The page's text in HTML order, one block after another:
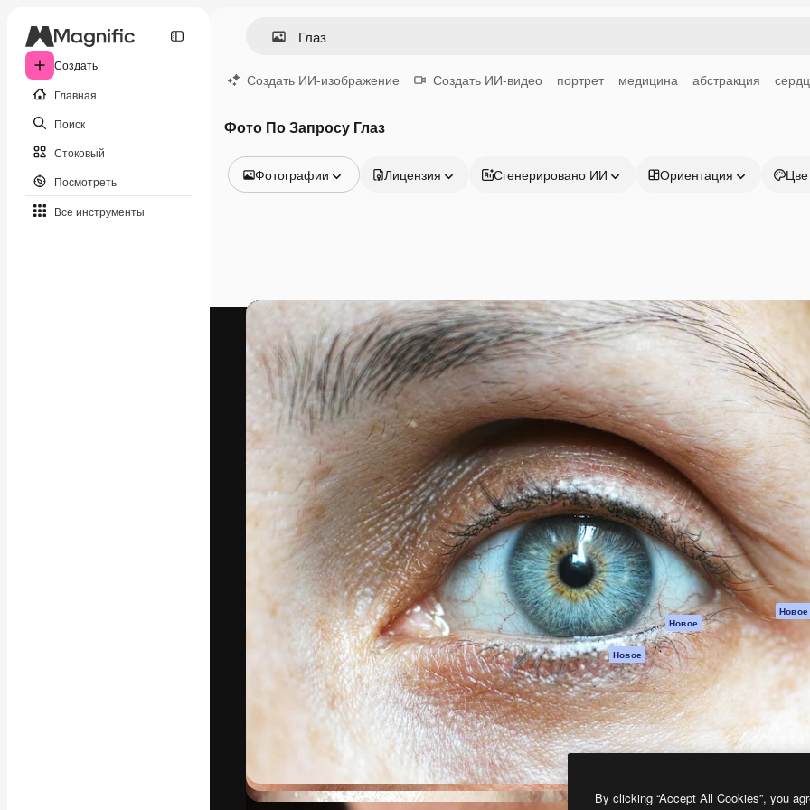
Создать
Главная
Поиск
Стоковый
Посмотреть
Все инструменты
Создать ИИ-изображение Создать ИИ-видео портрет медицина абстракция
Фото По Запросу Глаз
Фотографии
Видео
Видеоролик
Моушн-дизайн
Видеошаблоны
Иконки
3D-модели
Шрифты
Лицензия Сгенерировано ИИ Ориентация
Креативная платформа для создания
ваших лучших работ. Более 1 миллиона
подписчиков среди креаторов,
предприятий, агентств и студий.
Pусский
Продукция
Spaces
ИИ-помощник
Генератор
изображений ИИ
Генератор видео
ИИ
Генератор голоса
на основе ИИ
Стоковый контент
MCP для
Claude/ChatGPT
Новое
Агенты Новое
API
Мобильное
приложение
Все инструменты
Magnific
Начать
Academy
Документация
Пакету ИИ
Служба
поддержки
Условия и
положения
Политика
Оригиналы Новое
Политика файлов
cookie
Центр доверия
Партнеры
By clicking “Accept All Cookies”, you